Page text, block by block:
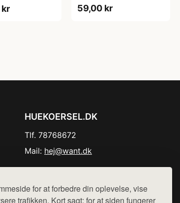
for at forbedre din oplevelse, vise
trafikken. Kort sagt: for at siden fungerer
59,00 kr
HUEKOERSEL.DK
Tlf. 78768672
Mail: hej@want.dk